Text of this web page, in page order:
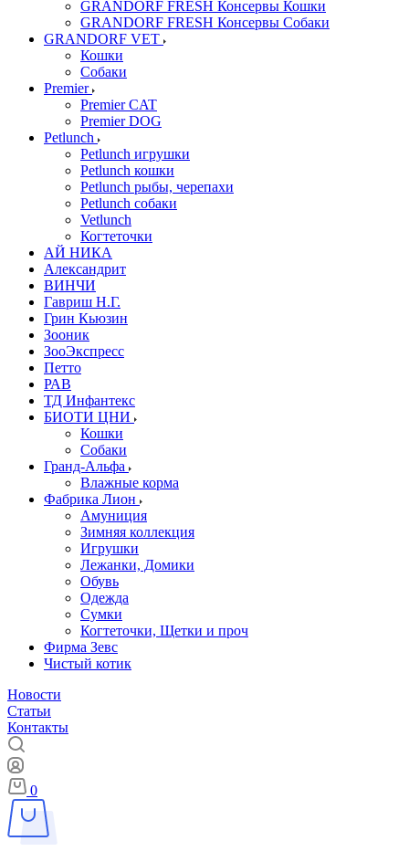
GRANDORF FRESH Консервы Кошки
GRANDORF FRESH Консервы Собаки
GRANDORF VET
Кошки
Собаки
Premier
Premier CAT
Premier DOG
Petlunch
Petlunch игрушки
Petlunch кошки
Petlunch рыбы, черепахи
Petlunch собаки
Vetlunch
Когтеточки
АЙ НИКА
Александрит
ВИНЧИ
Гавриш Н.Г.
Грин Кьюзин
Зооник
ЗооЭкспресс
Петто
РАВ
ТД Инфантекс
БИОТИ ЦНИ
Кошки
Собаки
Гранд-Альфа
Влажные корма
Фабрика Лион
Амуниция
Зимняя коллекция
Игрушки
Лежанки, Домики
Обувь
Одежда
Сумки
Когтеточки, Щетки и проч
Фирма Зевс
Чистый котик
Новости
Статьи
Контакты
0